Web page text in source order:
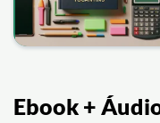
Ebook +